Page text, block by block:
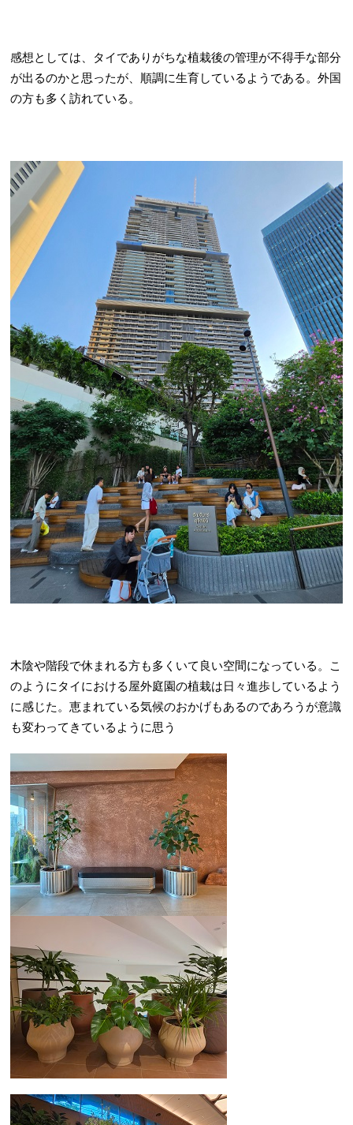
感想としては、タイでありがちな植栽後の管理が不得手な部分
が出るのかと思ったが、順調に生育しているようである。外国
の方も多く訪れている。
木陰や階段で休まれる方も多くいて良い空間になっている。こ
のようにタイにおける屋外庭園の植栽は日々進歩しているよう
に感じた。恵まれている気候のおかげもあるのであろうが意識
も変わってきているように思う